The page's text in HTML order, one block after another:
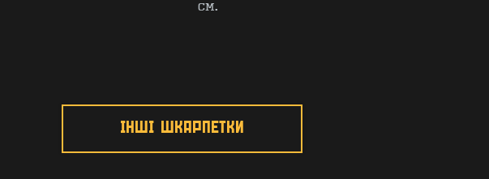
см.
ІНШІ ШКАРПЕТКИ